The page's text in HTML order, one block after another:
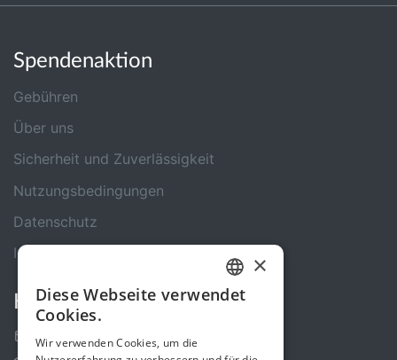
Spendenaktion
Gebühren
Über uns
Sicherheit und Zuverlässigkeit
Nutzungsbedingungen
Datenschutz
Impressum
Kontakt
Kontakt-Formular
GERMAN
×
Diese Webseite verwendet
Cookies.
Wir verwenden Cookies, um die